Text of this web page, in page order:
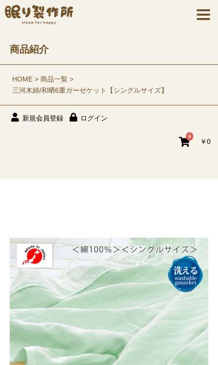
商品紹介
HOME
商品一覧
三河木綿/和晒6重ガーゼケット【シングルサイズ】
新規会員登録 ログイン
0
￥0